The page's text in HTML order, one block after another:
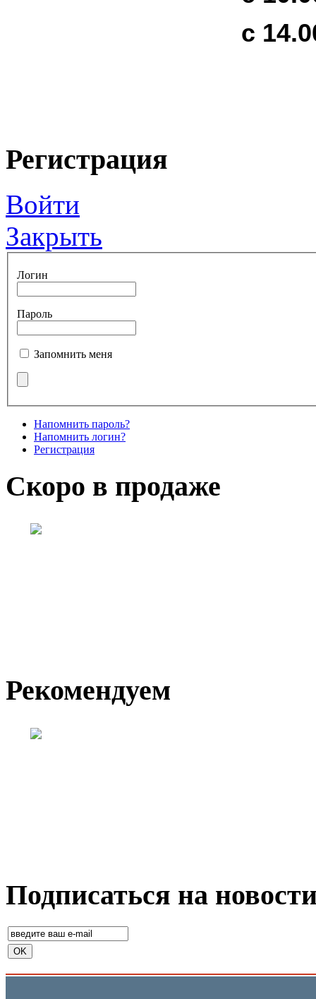
с
Регистрация
Войти
Закрыть
Логин
Пароль
Запомнить меня
Напомнить пароль?
Напомнить логин?
Регистрация
Скоро в продаже
Рекомендуем
Подписаться на